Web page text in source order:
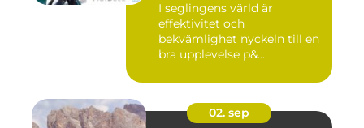
I seglingens värld är
effektivitet och
bekvämlighet nyckeln till en
bra upplevelse p&...
02. sep